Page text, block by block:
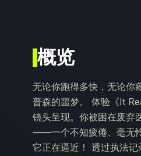
概览
无论你跑得多快，无论你
普森的噩梦。 体验《It
镜头呈现。你被困在废弃
——一个不知疲倦、毫无
它正在逼近！ 透过执法